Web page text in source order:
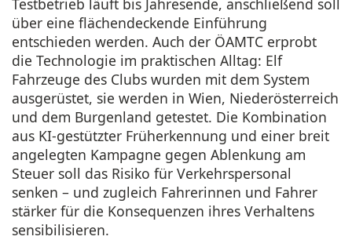
Testbetrieb läuft bis Jahresende, anschließend soll
über eine flächendeckende Einführung
entschieden werden. Auch der ÖAMTC erprobt
die Technologie im praktischen Alltag: Elf
Fahrzeuge des Clubs wurden mit dem System
ausgerüstet, sie werden in Wien, Niederösterreich
und dem Burgenland getestet. Die Kombination
aus KI-gestützter Früherkennung und einer breit
angelegten Kampagne gegen Ablenkung am
Steuer soll das Risiko für Verkehrspersonal
senken – und zugleich Fahrerinnen und Fahrer
stärker für die Konsequenzen ihres Verhaltens
sensibilisieren.